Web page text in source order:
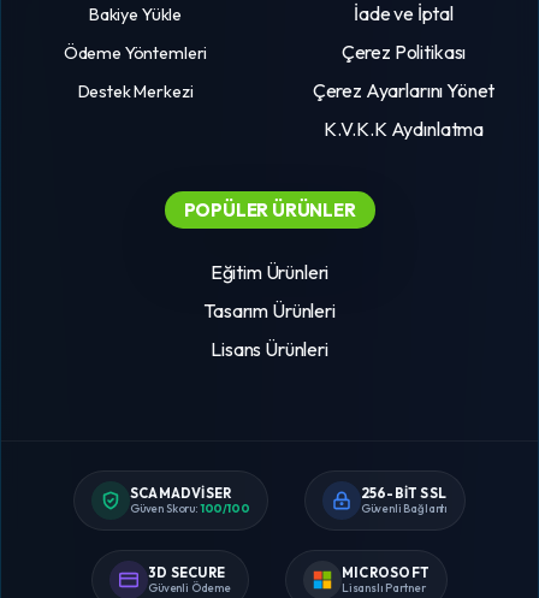
Bakiye Yükle
Ödeme Yöntemleri
Destek Merkezi
İade ve İptal
Çerez Politikası
Çerez Ayarlarını Yönet
K.V.K.K Aydınlatma
POPÜLER ÜRÜNLER
Eğitim Ürünleri
Tasarım Ürünleri
Lisans Ürünleri
SCAMADVISER
Güven Skoru:100/100
256-BIT SSL
Güvenli Bağlantı
3D SECURE
Güvenli Ödeme
MICROSOFT
Lisanslı Partner